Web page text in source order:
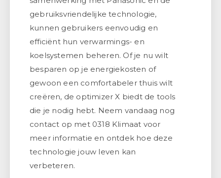
gebruiksvriendelijke technologie,
kunnen gebruikers eenvoudig en
efficiënt hun verwarmings- en
koelsystemen beheren. Of je nu wilt
besparen op je energiekosten of
gewoon een comfortabeler thuis wilt
creëren, de optimizer X biedt de tools
die je nodig hebt. Neem vandaag nog
contact op met 0318 Klimaat voor
meer informatie en ontdek hoe deze
technologie jouw leven kan
verbeteren.